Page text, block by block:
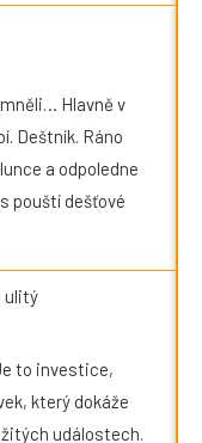
Hlavně v
Deštník. Ráno
a odpoledne
pouští dešťové
ulitý
to investice,
který dokáže
událostech.